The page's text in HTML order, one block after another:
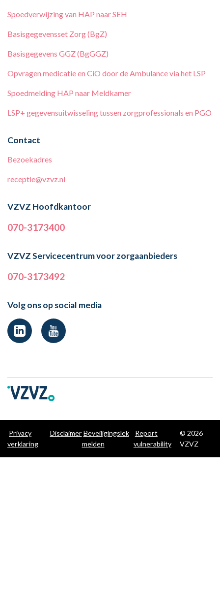
Spoedverwijzing van HAP naar SEH
Basisgegevensset Zorg (BgZ)
Basisgegevens GGZ (BgGGZ)
Opvragen medicatie en CiO door de Ambulance via het LSP
Spoedmelding HAP naar Meldkamer
LSP+ gegevensuitwisseling tussen zorgprofessionals en PGO
Contact
Bezoekadres
receptie@vzvz.nl
VZVZ Hoofdkantoor
070-3173400
VZVZ Servicecentrum voor zorgaanbieders
070-3173492
Volg ons op social media
Privacy
verklaring
Disclaimer Beveiligingslek
melden
Report
vulnerability
© 2026
VZVZ